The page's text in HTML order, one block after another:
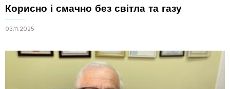
Корисно і смачно без світла та газу
03.11.2025